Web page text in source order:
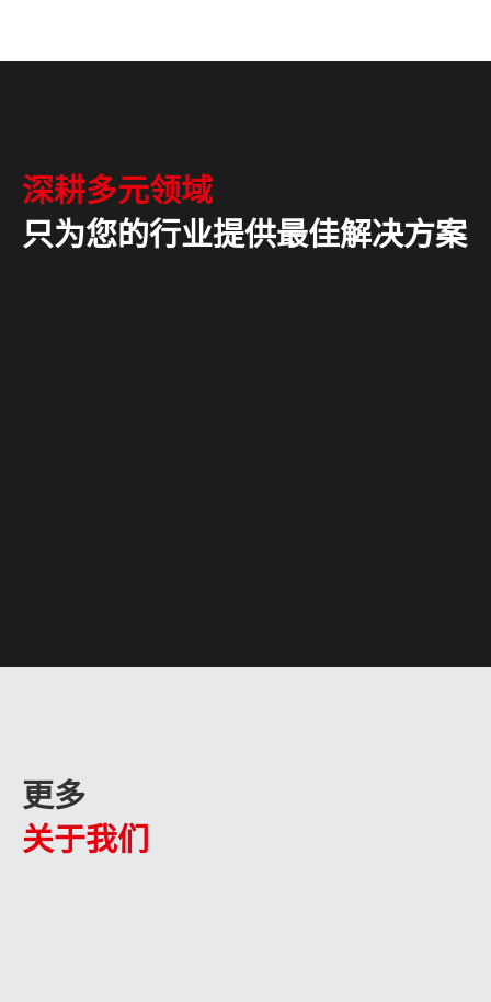
深耕多元领域
只为您的行业提供最佳解决方案
更多
关于我们